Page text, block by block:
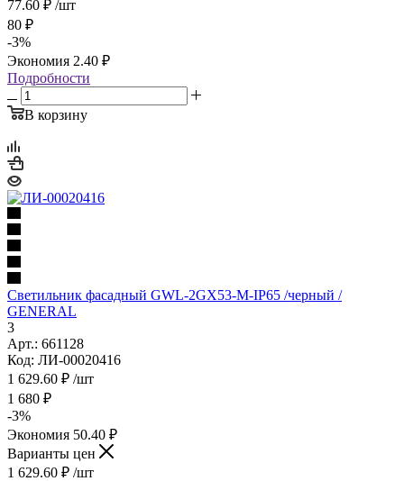
77.60 ₽ /шт
80 ₽
-3%
Экономия 2.40 ₽
Подробности
В корзину
Светильник фасадный GWL-2GX53-M-IP65 /черный /
GENERAL
3
Арт.: 661128
Код: ЛИ-00020416
1 629.60 ₽ /шт
1 680 ₽
-3%
Экономия 50.40 ₽
Варианты цен
1 629.60 ₽ /шт